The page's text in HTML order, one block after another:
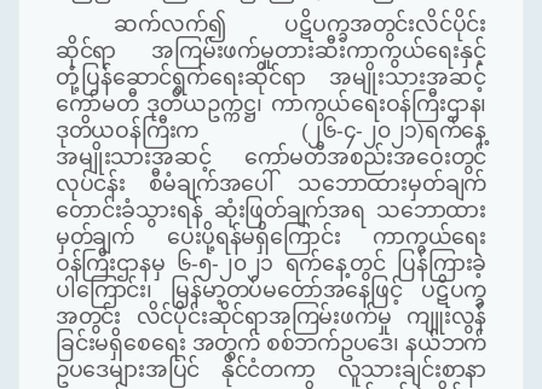
ဆက်လက်၍ ပဋိပက္ခအတွင်းလိင်ပိုင်း
ဆိုင်ရာ
အကြမ်းဖက်မှုတားဆီးကာကွယ်ရေးနှင့်
တုံ့ပြန်ဆောင်ရွက်ရေးဆိုင်ရာ အမျိုးသားအဆင့်
ကော်မတီ ဒုတိယဥက္ကဋ္ဌ၊ ကာကွယ်ရေးဝန်ကြီးဌာန၊
ဒုတိယဝန်ကြီးက (၂၆-၄-၂၀၂၁)ရက်နေ့
အမျိုးသားအဆင့် ကော်မတီအစည်းအဝေးတွင်
လုပ်ငန်း စီမံချက်အပေါ် သဘောထားမှတ်ချက်
တောင်းခံသွားရန် ဆုံးဖြတ်ချက်အရ သဘောထား
မှတ်ချက် ပေးပို့ရန်မရှိကြောင်း ကာကွယ်ရေး
ဝန်ကြီးဌာနမှ ၆-၅-၂၀၂၁ ရက်နေ့တွင် ပြန်ကြားခဲ့
ပါကြောင်း၊ မြန်မာ့တပ်မတော်အနေဖြင့် ပဋိပက္ခ
အတွင်း လိင်ပိုင်းဆိုင်ရာအကြမ်းဖက်မှု ကျူးလွန်
ခြင်းမရှိစေရေး အတွက် စစ်ဘက်ဥပဒေ၊ နယ်ဘက်
ဥပဒေများအပြင် နိုင်ငံတကာ လူသားချင်းစာနာ